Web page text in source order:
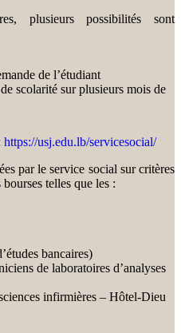
plusieurs possibilités sont
de l’étudiant
scolarité sur plusieurs mois de
https://usj.edu.lb/servicesocial/
par le service social sur critères
telles que les :
bancaires)
de laboratoires d’analyses
infirmières – Hôtel-Dieu